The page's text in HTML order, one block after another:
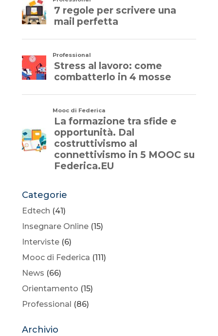
Categorie
Edtech (41)
Insegnare Online(15)
Interviste(6)
Mooc di Federica (111)
News (66)
Orientamento (15)
Professional (86)
Archivio